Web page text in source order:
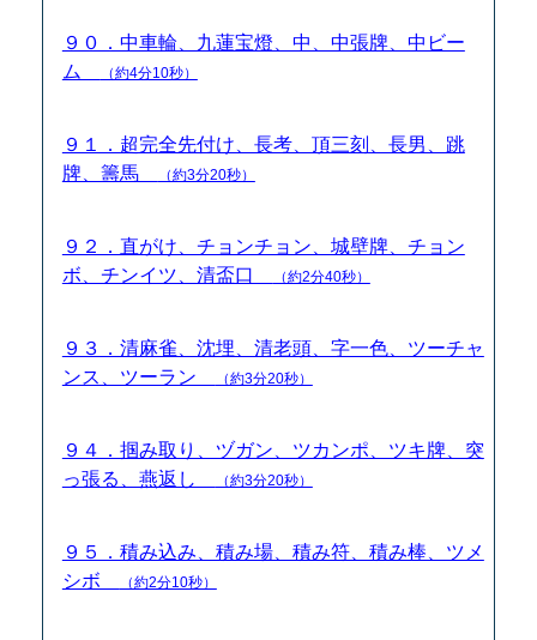
９０．中車輪、九蓮宝燈、中、中張牌、中ビー
ム
（約4分10秒）
９１．超完全先付け、長考、頂三刻、長男、跳
牌、籌馬
（約3分20秒）
９２．直がけ、チョンチョン、城壁牌、チョン
ボ、チンイツ、清盃口
（約2分40秒）
９３．清麻雀、沈埋、清老頭、字一色、ツーチャ
ンス、ツーラン
（約3分20秒）
９４．掴み取り、ヅガン、ツカンポ、ツキ牌、突
っ張る、燕返し
（約3分20秒）
９５．積み込み、積み場、積み符、積み棒、ツメ
シボ
（約2分10秒）